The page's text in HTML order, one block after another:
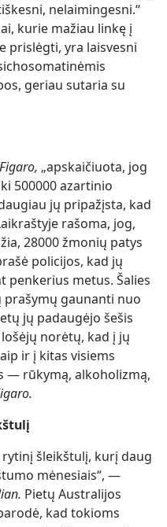
nelaimingesni.“
kurie mažiau linkę į
prislėgti, yra laisvesni
geriau sutaria su
„apskaičiuota, jog
500000 azartinio
jų pripažįsta, kad
rašoma, jog,
28000 žmonių patys
policijos, kad jų
penkerius metus. Šalies
gaunanti nuo
jų padaugėjo šešis
norėtų, kad į jų
ir į kitas visiems
— rūkymą, alkoholizmą,
šleikštulį, kurį daug
mėnesiais“, —
Pietų Australijos
kad tokioms